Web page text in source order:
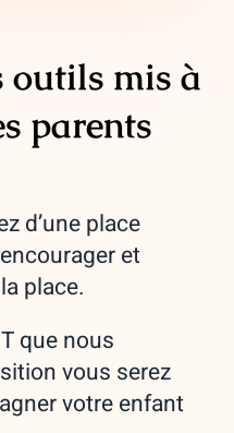
outils mis à
parents
d’une place
et
place.
que nous
vous serez
votre enfant